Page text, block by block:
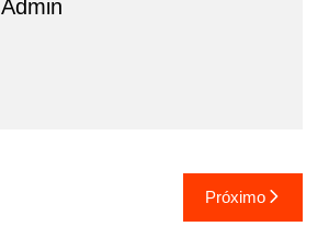
Admin
Próximo